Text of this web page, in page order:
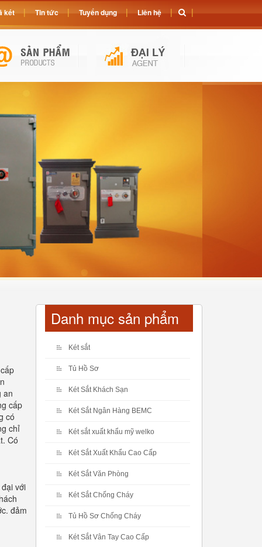
an
cấp
có
chỉ
Có
với
đảm
Danh mục sản phẩm
Két sắt
Tủ Hồ Sơ
Két Sắt Khách Sạn
Két Sắt Ngân Hàng BEMC
Két sắt xuất khẩu mỹ welko
Két Sắt Xuất Khẩu Cao Cấp
Két Sắt Văn Phòng
Két Sắt Chống Cháy
Tủ Hồ Sơ Chống Cháy
Két Sắt Vân Tay Cao Cấp
két Tin tức Tuyển dụng Liên hệ